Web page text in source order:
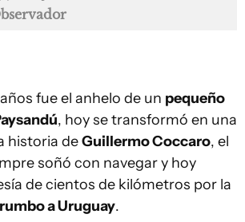
fue el anhelo de un pequeño
, hoy se transformó en una
historia deGuillermo Coccaro, el
soñó con navegar y hoy
de cientos de kilómetros por la
rumbo a Uruguay.